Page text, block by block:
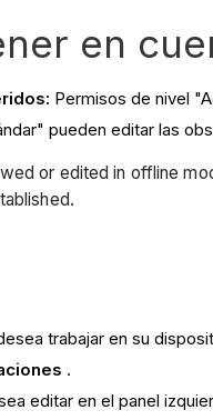
en
Permisos de nivel
pueden editar las
or edited in offline
trabajar en su
.
editar en el panel